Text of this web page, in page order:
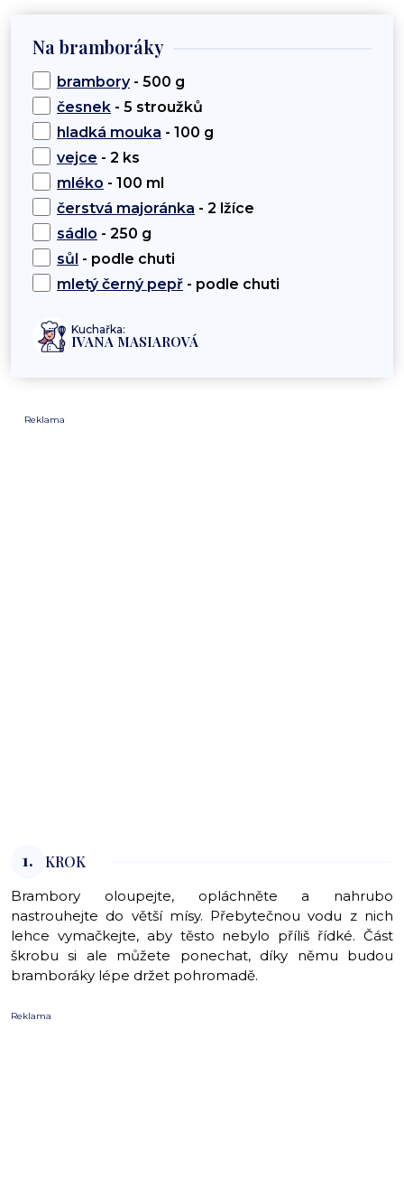
Na bramboráky
brambory- 500 g
česnek - 5 stroužků
hladká mouka - 100 g
vejce - 2 ks
mléko - 100 ml
čerstvá majoránka - 2 lžíce
sádlo - 250 g
sůl - podle chuti
mletý černý pepř - podle chuti
Kuchařka:
IVANA MASIAROVÁ
Reklama
1. KROK
Brambory oloupejte, opláchněte a nahrubo
nastrouhejte do větší mísy. Přebytečnou vodu z nich
lehce vymačkejte, aby těsto nebylo příliš řídké. Část
škrobu si ale můžete ponechat, díky němu budou
bramboráky lépe držet pohromadě.
Reklama